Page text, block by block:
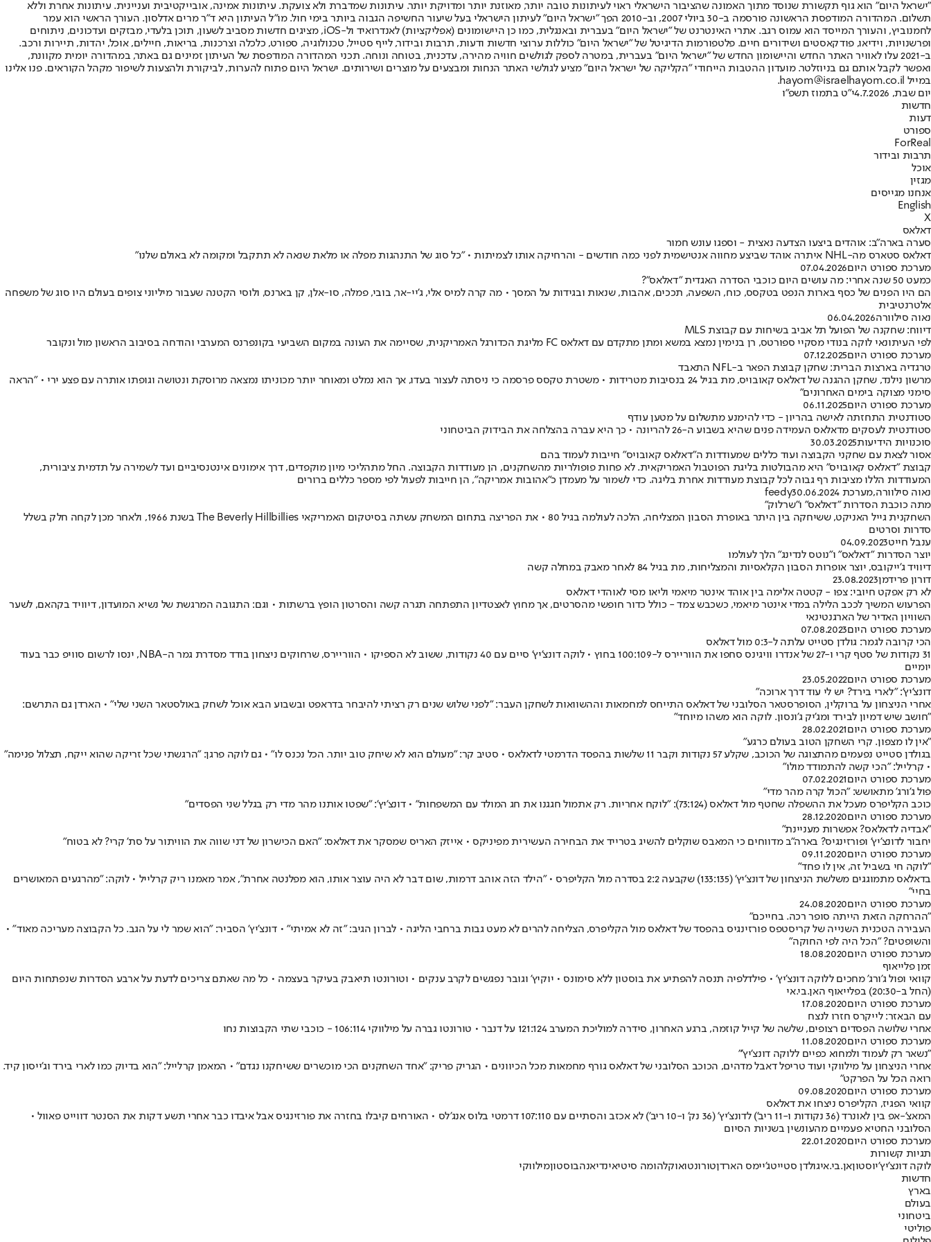
"ישראל היום" הוא גוף תקשורת שנוסד מתוך האמונה שהציבור הישראלי ראוי לעיתונות טובה יותר, מאוזנת יותר ומדויקת יותר. עיתונות שמדברת ולא צועקת. עיתונות אמינה, אובייקטיבית ועניינית. עיתונות אחרת וללא
תשלום. המהדורה המודפסת הראשונה פורסמה ב-30 ביולי 2007, וב-2010 הפך "ישראל היום" לעיתון הישראלי בעל שיעור החשיפה הגבוה ביותר בימי חול. מו"ל העיתון היא ד"ר מרים אדלסון. העורך הראשי הוא עמר
לחמנוביץ, והעורך המייסד הוא עמוס רגב. אתרי האינטרנט של "ישראל היום" בעברית ובאנגלית, כמו כן היישומונים (אפליקציות) לאנדרואיד ול-iOS, מציגים חדשות מסביב לשעון, תוכן בלעדי, מבזקים ועדכונים, ניתוחים
ופרשנויות, וידיאו, פודקאסטים ושידורים חיים. פלטפורמות הדיגיטל של "ישראל היום" כוללות ערוצי חדשות ודעות, תרבות ובידור, לייף סטייל, טכנולוגיה, ספורט, כלכלה וצרכנות, בריאות, חיילים, אוכל, יהדות, תיירות ורכב.
ב-2021 עלו לאוויר האתר החדש והיישומון החדש של "ישראל היום" בעברית, במטרה לספק לגולשים חוויה מהירה, עדכנית, בטוחה ונוחה. תכני המהדורה המודפסת של העיתון זמינים גם באתר, במהדורה יומית מקוונת,
ואפשר לקבל אותם גם בניוזלטר. מועדון ההטבות הייחודי "הקליקה של ישראל היום" מציע לגולשי האתר הנחות ומבצעים על מוצרים ושירותים. ישראל היום פתוח להערות, לביקורת ולהצעות לשיפור מקהל הקוראים. פנו אלינו
במייל hayom@israelhayom.co.il.
יום שבת, 4.7.2026
י"ט בתמוז תשפ"ו
חדשות
דעות
ספורט
ForReal
תרבות ובידור
אוכל
מגזין
אנחנו מגייסים
English
X
דאלאס
סערה בארה"ב: אוהדים ביצעו הצדעה נאצית - וספגו עונש חמור
דאלאס סטארס מה-NHL איתרה אוהד שביצע מחווה אנטישמית לפני כמה חודשים - והרחיקה אותו לצמיתות • "כל סוג של התנהגות מפלה או מלאת שנאה לא תתקבל ומקומה לא באולם שלנו"
מערכת ספורט היום07.04.2026
כמעט 50 שנה אחרי: מה עושים היום כוכבי הסדרה האגדית "דאלאס"?
הם היו הפנים של כסף בארות הנפט בטקסס, כוח, השפעה, תככים, אהבות, שנאות ובגידות על המסך • מה קרה למיס אלי, ג'יי-אר, בובי, פמלה, סו-אלן, קן בארנס, ולוסי הקטנה שעבור מיליוני צופים בעולם היו סוג של משפחה
אלטרנטיבית
נאוה סילוורה06.04.2026
דיווח: שחקנה של הפועל תל אביב בשיחות עם קבוצת MLS
לפי העיתונאי לוקה בנודי מסקיי ספורטס, רן בנימין נמצא במשא ומתן מתקדם עם דאלאס FC מליגת הכדורגל האמריקנית, שסיימה את העונה במקום השביעי בקונפרנס המערבי והודחה בסיבוב הראשון מול ונקובר
מערכת ספורט היום07.12.2025
טרגדיה בארצות הברית: שחקן קבוצת הפאר ב-NFL התאבד
מרשון נילנד, שחקן ההגנה של דאלאס קאובויס, מת בגיל 24 בנסיבות מטרידות • משטרת טקסס פרסמה כי ניסתה לעצור בעדו, אך הוא נמלט ומאוחר יותר מכוניתו נמצאה מרוסקת ונטושה וגופתו אותרה עם פצע ירי • "הראה
סימני מצוקה בימים האחרונים"
מערכת ספורט היום06.11.2025
סטודנטית התחזתה לאישה בהריון - כדי להימנע מתשלום על מטען עודף
סטודנטית לעסקים מדאלאס העמידה פנים שהיא בשבוע ה-26 להריונה • כך היא עברה בהצלחה את הבידוק הביטחוני
סוכנויות הידיעות30.03.2025
אסור לצאת עם שחקני הקבוצה ועוד כללים שמעודדות ה"דאלאס קאובויס" חייבות לעמוד בהם
קבוצת "דאלאס קאובויס" היא מהבולטות בליגת הפוטבול האמריקאית. לא פחות פופולריות מהשחקנים, הן מעודדות הקבוצה. החל מתהליכי מיון מוקפדים, דרך אימונים אינטנסיביים ועד לשמירה על תדמית ציבורית,
המעודדות הללו מציבות רף גבוה לכל קבוצת מעודדות אחרת בליגה. כדי לשמור על מעמדן כ"אהובות אמריקה", הן חייבות לפעול לפי מספר כללים ברורים
נאוה סילוורה,מערכת feedy 30.06.2024
מתה כוכבת הסדרות "דאלאס" ו"שרלוק"
השחקנית גייל האניקט, ששיחקה בין היתר באופרת הסבון המצליחה, הלכה לעולמה בגיל 80 • את הפריצה בתחום המשחק עשתה בסיטקום האמריקאי The Beverly Hillbillies בשנת 1966, ולאחר מכן לקחה חלק בשלל
סדרות וסרטים
ענבל חייט04.09.2023
יוצר הסדרות "דאלאס" ו"נוטס לנדינג" הלך לעולמו
דיוויד ג'ייקובס, יוצר אופרות הסבון הקלאסיות והמצליחות, מת בגיל 84 לאחר מאבק במחלה קשה
דורון פרידמן23.08.2023
לא רק אפקט חיובי: צפו - קטטה אלימה בין אוהד אינטר מיאמי וליאו מסי לאוהדי דאלאס
הפרעוש המשיך לככב הלילה במדי אינטר מיאמי, כשכבש צמד - כולל כדור חופשי מהסרטים, אך מחוץ לאצטדיון התפתחה תגרה קשה והסרטון הופץ ברשתות • וגם: התגובה המרגשת של נשיא המועדון, דיוויד בקהאם, לשער
השוויון האדיר של הארגנטינאי
מערכת ספורט היום07.08.2023
הכי קרובה לגמר: גולדן סטייט עלתה ל-0:3 מול דאלאס
31 נקודות של סטף קרי ו-27 של אנדרו וויגינס סחפו את הווריירס ל-100:109 בחוץ • לוקה דונצ'יץ' סיים עם 40 נקודות, ששוב לא הספיקו • הווריירס, שרחוקים ניצחון בודד מסדרת גמר ה-NBA, ינסו לרשום סוויפ כבר בעוד
יומיים
מערכת ספורט היום23.05.2022
דונצ'יץ': "לארי בירד? יש לי עוד דרך ארוכה"
אחרי הניצחון על ברוקלין, הסופרסטאר הסלובני של דאלאס התייחס למחמאות וההשוואות לשחקן העבר: "לפני שלוש שנים רק רציתי להיבחר בדראפט ובשבוע הבא אוכל לשחק באולסטאר השני שלי" • הארדן גם התרשם:
"חושב שיש דמיון לבירד ומג'יק ג'ונסון. לוקה הוא משהו מיוחד"
מערכת ספורט היום28.02.2021
"אין לו מצפון. קרי השחקן הטוב בעולם כרגע"
בגולדן סטייט נפעמים מהתצוגה של הכוכב, שקלע 57 נקודות וקבר 11 שלשות בהפסד הדרמטי לדאלאס • סטיב קר: "מעולם הוא לא שיחק טוב יותר. הכל נכנס לו" • גם לוקה פרגן: "הרגשתי שכל זריקה שהוא ייקח, תצלול פנימה"
• קרלייל: "הכי קשה להתמודד מולו"
מערכת ספורט היום07.02.2021
פול ג'ורג' מתאושש: "הכול קרה מהר מדי"
כוכב הקליפרס מעכל את ההשפלה שחטף מול דאלאס (73:124): "לוקח אחריות. רק אתמול חגגנו את חג המולד עם המשפחות" • דונצ'יץ': "שפטו אותנו מהר מדי רק בגלל שני הפסדים"
מערכת ספורט היום28.12.2020
"אבדיה לדאלאס? אפשרות מעניינת"
יחבור לדונצ'יץ' ופורזינגיס? בארה"ב מדווחים כי המאבס שוקלים להשיג בטרייד את הבחירה העשירית מפיניקס • אייזק האריס שמסקר את דאלאס: "האם הכישרון של דני שווה את הוויתור על סת' קרי? לא בטוח"
מערכת ספורט היום09.11.2020
"לוקה חי בשביל זה, אין לו פחד"
בדאלאס מתמוגגים משלשת הניצחון של דונצ'יץ' (133:135) שקבעה 2:2 בסדרה מול הקליפרס • "הילד הזה אוהב דרמות, שום דבר לא היה עוצר אותו, הוא מפלנטה אחרת", אמר מאמנו ריק קרלייל • לוקה: "מהרגעים המאושרים
בחיי"
מערכת ספורט היום24.08.2020
"ההרחקה הזאת הייתה סופר רכה. בחייכם"
העבירה הטכנית השנייה של קריסטפס פורזינגיס בהפסד של דאלאס מול הקליפרס, הצליחה להרים לא מעט גבות ברחבי הליגה • לברון הגיב: "זה לא אמיתי" • דונצ'יץ' הסביר: "הוא שמר לי על הגב. כל הקבוצה מעריכה מאוד" •
והשופטים? "הכל היה לפי החוקה"
מערכת ספורט היום18.08.2020
זמן פלייאוף
קוואי ופול ג'ורג' מחכים ללוקה דונצ'יץ' • פילדלפיה תנסה להפתיע את בוסטון ללא סימונס • יוקיץ' וגובר נפגשים לקרב ענקים • וטורונטו תיאבק בעיקר בעצמה • כל מה שאתם צריכים לדעת על ארבע הסדרות שנפתחות היום
(החל ב-20:30) בפלייאוף האן.בי.אי
מערכת ספורט היום17.08.2020
עם הבאזר: לייקרס חזרו לנצח
אחרי שלושה הפסדים רצופים, שלשה של קייל קוזמה, ברגע האחרון, סידרה למוליכת המערב 121:124 על דנבר • טורונטו גברה על מילווקי 106:114 - כוכבי שתי הקבוצות נחו
מערכת ספורט היום11.08.2020
"נשאר רק לעמוד ולמחוא כפיים ללוקה דונצ'יץ'"
אחרי הניצחון על מילווקי ועוד טריפל דאבל מדהים, הכוכב הסלובני של דאלאס גורף מחמאות מכל הכיוונים • הגריק פריק: "אחד השחקנים הכי מוכשרים ששיחקנו נגדם" • המאמן קרלייל: "הוא בדיוק כמו לארי בירד וג'ייסון קיד.
רואה הכל על הפרקט"
מערכת ספורט היום09.08.2020
קוואי הפגיז, הקליפרס ניצחו את דאלאס
המאצ'-אפ בין לאונרד (36 נקודות ו-11 ריב') לדונצ'יץ' (36 נק' ו-10 ריב') לא אכזב והסתיים עם 107:110 דרמטי בלוס אנג'לס • האורחים קיבלו בחזרה את פורזינגיס אבל איבדו כבר אחרי תשע דקות את הסנטר דווייט פאוול •
הסלובני החטיא פעמיים מהעונשין בשניות הסיום
מערכת ספורט היום22.01.2020
תגיות קשורות
לוקה דונצ'יץ'יוסטוןאן.בי.איגולדן סטייטג'יימס הארדןטורונטואוקלהומה סיטיאינדיאנהבוסטוןמילווקי
חדשות
בארץ
בעולם
ביטחוני
פוליטי